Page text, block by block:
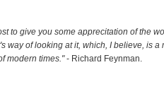
to give you some apprecitation of the
way of looking at it, which, I believe, is a
modern times."- Richard Feynman.